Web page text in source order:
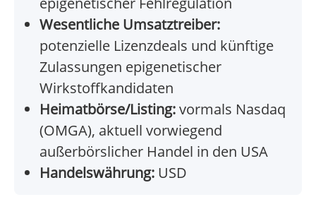
Wesentliche Umsatztreiber:
potenzielle Lizenzdeals und künftige
Zulassungen epigenetischer
Wirkstoffkandidaten
Heimatbörse/Listing:vormals Nasdaq
(OMGA), aktuell vorwiegend
außerbörslicher Handel in den USA
Handelswährung: USD